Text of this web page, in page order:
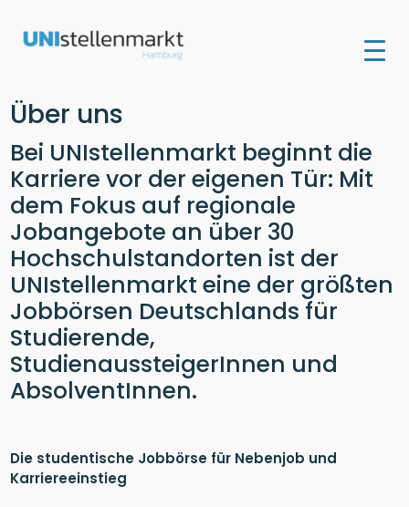
Über uns
Bei UNIstellenmarkt beginnt die
Karriere vor der eigenen Tür: Mit
dem Fokus auf regionale
Jobangebote an über 30
Hochschulstandorten ist der
UNIstellenmarkt eine der größten
Jobbörsen Deutschlands für
Studierende,
StudienaussteigerInnen und
AbsolventInnen.
Die studentische Jobbörse für Nebenjob und
Karriereeinstieg